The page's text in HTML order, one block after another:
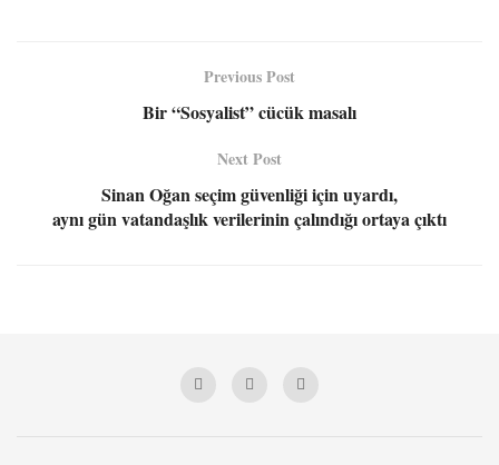
Previous Post
Bir “Sosyalist” cücük masalı
Next Post
Sinan Oğan seçim güvenliği için uyardı,
aynı gün vatandaşlık verilerinin çalındığı ortaya çıktı